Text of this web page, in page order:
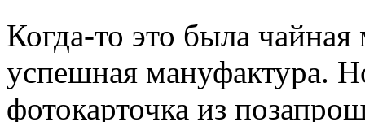
Когда-то это была
успешная мануфактура.
фотокарточка из